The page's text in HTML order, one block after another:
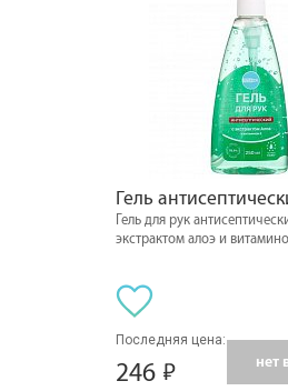
Гель
Гель для рук
экстрактом алоэ и
Последняя цена:
246 нет